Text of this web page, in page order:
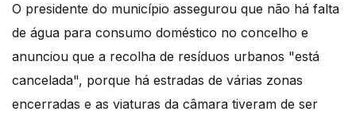
O presidente do município assegurou que não há falta
de água para consumo doméstico no concelho e
anunciou que a recolha de resíduos urbanos "está
cancelada", porque há estradas de várias zonas
encerradas e as viaturas da câmara tiveram de ser